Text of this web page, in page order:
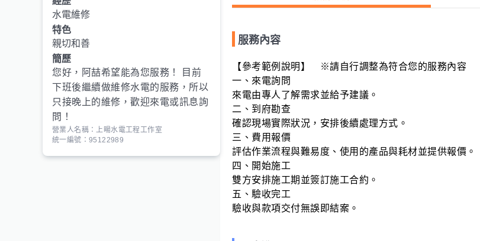
水電維修
特色
親切和善
簡歷
您好，阿喆希望能為您服務！ 目前
下班後繼續做維修水電的服務，所以
只接晚上的維修，歡迎來電或訊息詢
問！
營業人名稱：上暘水電工程工作室
統一編號：95122989
服務內容
【參考範例說明】　※請自行調整為符合您的服務內容
一、來電詢問
來電由專人了解需求並給予建議。
二、到府勘查
確認現場實際狀況，安排後續處理方式。
三、費用報價
評估作業流程與難易度、使用的產品與耗材並提供報價。
四、開始施工
雙方安排施工期並簽訂施工合約。
五、驗收完工
驗收與款項交付無誤即結案。